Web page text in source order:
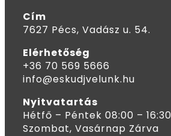
Cím
7627 Pécs, Vadász u. 54.
Elérhetőség
+36 70 569 5666
info@eskudjvelunk.hu
Nyitvatartás
Hétfő – Péntek 08:00 – 16:30
Szombat, Vasárnap Zárva